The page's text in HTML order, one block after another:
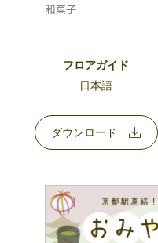
和菓子
フロアガイド
日本語
ダウンロード